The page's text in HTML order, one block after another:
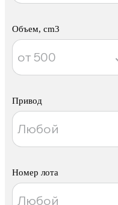
Объем, cm3
Привод
Номер лота